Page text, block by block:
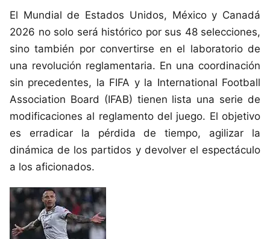
El Mundial de Estados Unidos, México y Canadá
2026 no solo será histórico por sus 48 selecciones,
sino también por convertirse en el laboratorio de
una revolución reglamentaria. En una coordinación
sin precedentes, la FIFA y la International Football
Association Board (IFAB) tienen lista una serie de
modificaciones al reglamento del juego. El objetivo
es erradicar la pérdida de tiempo, agilizar la
dinámica de los partidos y devolver el espectáculo
a los aficionados.